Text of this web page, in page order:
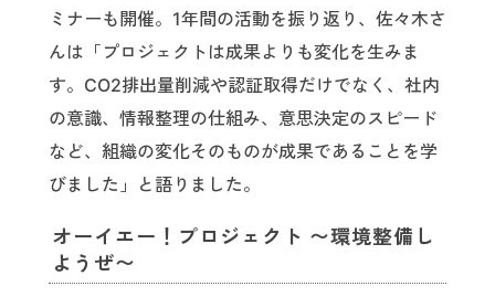
ミナーも開催。1年間の活動を振り返り、佐々木さ
んは「プロジェクトは成果よりも変化を生みま
す。CO2排出量削減や認証取得だけでなく、社内
の意識、情報整理の仕組み、意思決定のスピード
など、組織の変化そのものが成果であることを学
びました」と語りました。
オーイエー！プロジェクト 〜環境整備し
ようぜ〜